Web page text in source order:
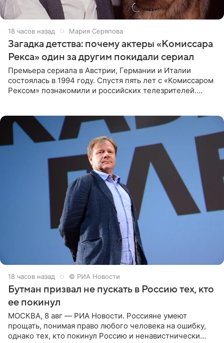
18 часов назад Мария Серяпова
Загадка детства: почему актеры «Комиссара
Рекса» один за другим покидали сериал
Премьера сериала в Австрии, Германии и Италии
состоялась в 1994 году. Спустя пять лет с «Комиссаром
Рексом» познакомили и российских телезрителей.
18 часов назад © РИА Новости
Бутман призвал не пускать в Россию тех, кто
ее покинул
МОСКВА, 8 авг — РИА Новости. Россияне умеют
прощать, понимая право любого человека на ошибку,
однако тех, кто покинул Россию и ненавистнически